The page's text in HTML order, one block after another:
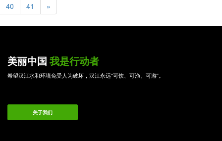
40
41 »
美丽中国 我是行动者
希望汉江水和环境免受人为破坏，汉江永远“可饮、可渔、可游”。
关于我们